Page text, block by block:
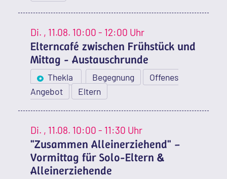
Di. , 11.08. 10:00 - 12:00 Uhr
Elterncafé zwischen Frühstück und
Mittag - Austauschrunde
Thekla Begegnung
Offenes
Angebot
Eltern
Di. , 11.08. 10:00 - 11:30 Uhr
"Zusammen Alleinerziehend" –
Vormittag für Solo-Eltern &
Alleinerziehende